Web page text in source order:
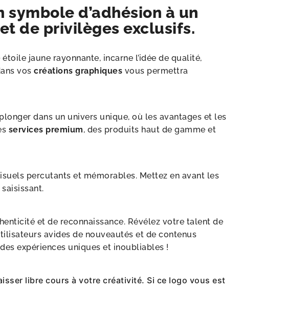
symbole d’adhésion à un
de privilèges exclusifs.
jaune rayonnante, incarne l’idée de qualité,
voscréations graphiques vous permettra
dans un univers unique, où les avantages et les
services premium, des produits haut de gamme et
percutants et mémorables. Mettez en avant les
et de reconnaissance. Révélez votre talent de
avides de nouveautés et de contenus
expériences uniques et inoubliables !
libre cours à votre créativité. Si ce logo vous est